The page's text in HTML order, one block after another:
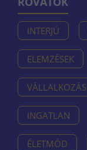
INTERJÚ
ELEMZÉSEK
VÁLLALKOZÁS
INGATLAN
ÉLETMÓD